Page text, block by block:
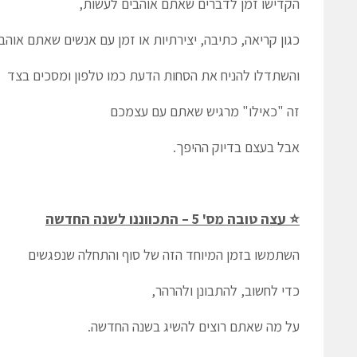
כגון קריאה, כתיבה, יצירתיות או זמן עם אנשים שאתם
והשתדלו להניח את הסחות הדעת כמו טלפון ומסכים בצד
זה "כאילו" מרגיש שאתם עם עצמכם
אבל בעצם בדיוק ההיפך.
⭐ עצה טובה מס' 5 – התכווננו לשנה החדשה
השתמשו בזמן המיוחד הזה של סוף והתחלה שנפגשים
כדי לחשוב, להתבונן ולהרהר,
על מה שאתם רוצים להשיג בשנה החדשה.